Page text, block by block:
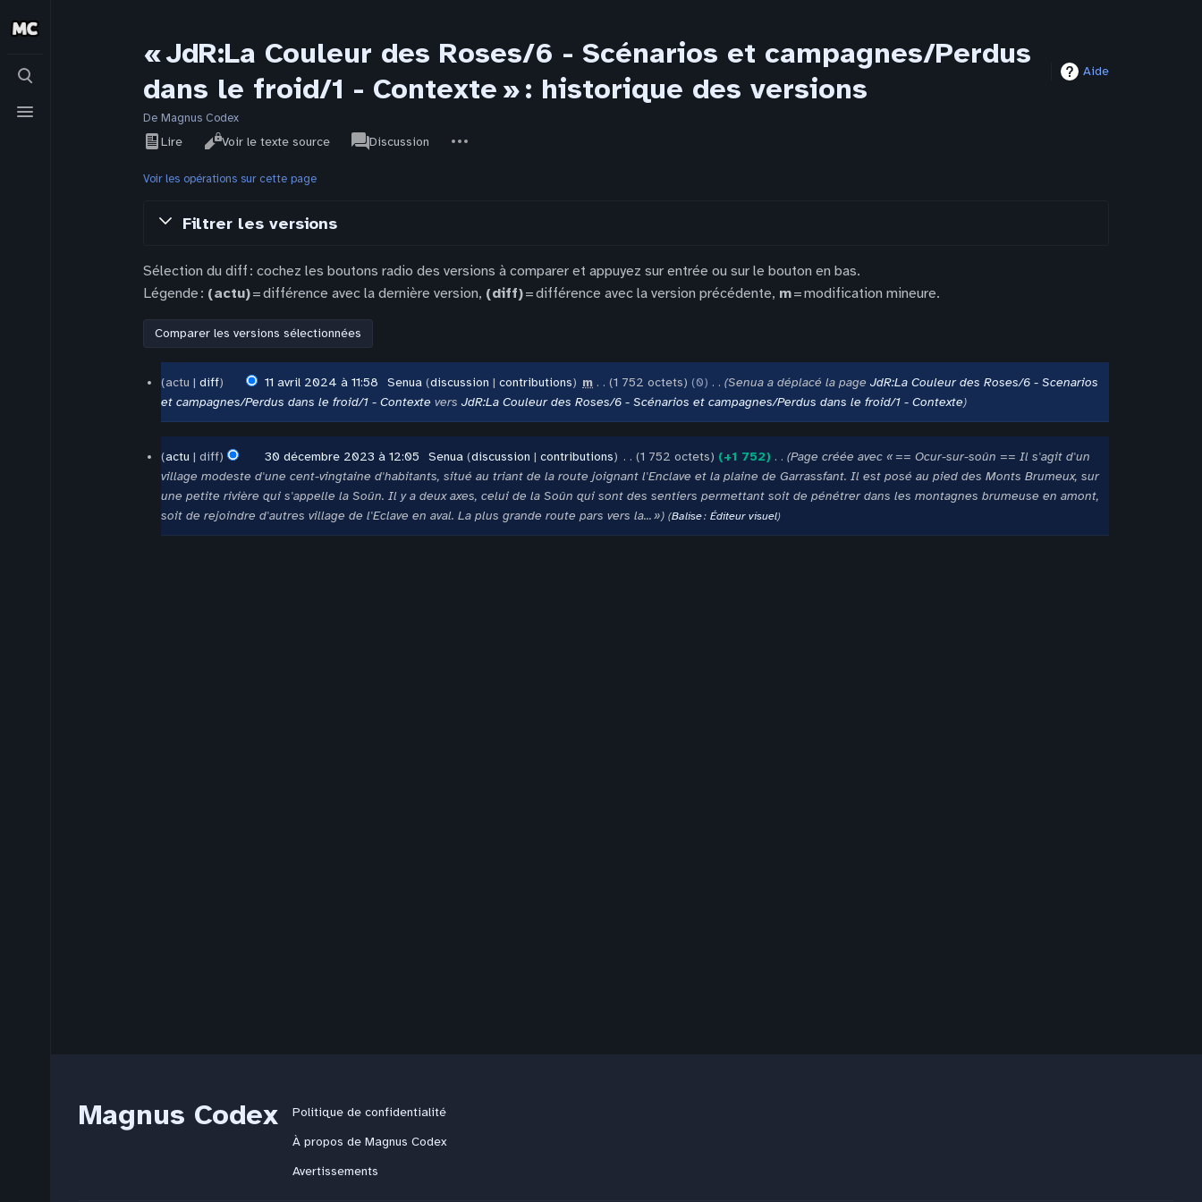
Basculer
recherche
Basculer
le
« JdR:La Couleur des Roses/6 - Scénarios et campagnes/Perdus
dans le froid/1 - Contexte » : historique des versions
Aide
De Magnus Codex
Affichages
Lire Voir le texte source
Voir
l’historique
associated-
pages
JdRDiscussion
actions
Voir les opérations sur cette page
Filtrer les versions
Sélection du diff : cochez les boutons radio des versions à comparer et appuyez sur entrée ou sur le bouton en bas.
Légende : (actu)= différence avec la dernière version, (diff)= différence avec la version précédente, m= modification mineure.
avril
2024
actu diff 11 avril 2024 à 11:58 Senua discussion contributions m 1 752 octets 0 Senua a déplacé la pageJdR:La Couleur des Roses/6 - Scenarios
et campagnes/Perdus dans le froid/1 - Contexte vers JdR:La Couleur des Roses/6 - Scénarios et campagnes/Perdus dans le froid/1 - Contexte
décembre
2023
actu diff 30 décembre 2023 à 12:05 Senua discussion contributions 1 752 octets +1 752
Page créée avec « == Ocur-sur-soûn == Il s'agit d'un
village modeste d'une cent-vingtaine d'habitants, situé au triant de la route joignant l'Enclave et la plaine de Garrassfant. Il est posé au pied des Monts Brumeux, sur
une petite rivière qui s'appelle la Soûn. Il y a deux axes, celui de la Soûn qui sont des sentiers permettant soit de pénétrer dans les montagnes brumeuse en amont,
soit de rejoindre d'autres village de l'Eclave en aval. La plus grande route pars vers la... »
Balise: Éditeur visuel
Magnus Codex
Politique de confidentialité
À propos de Magnus Codex
Avertissements